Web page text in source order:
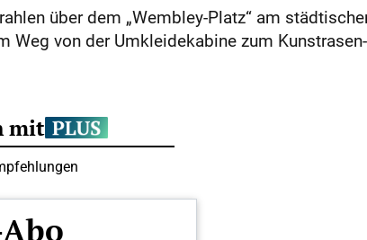
über dem „Wembley-Platz“ am
von der Umkleidekabine zum